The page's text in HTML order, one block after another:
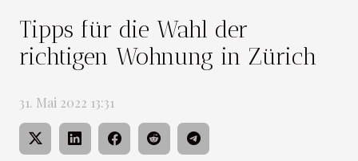
Tipps für die Wahl der
richtigen Wohnung in Zürich
31. Mai 2022 13:31